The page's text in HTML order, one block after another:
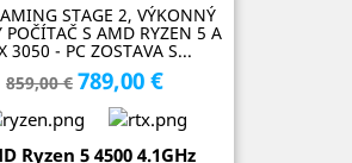
STAGE 2, VÝKONNÝ
POČÍTAČ S AMD RYZEN 5 A
3050 - PC ZOSTAVA S...
Základná
859,00 € Cena
789,00 €
Ryzen 5 4500 4.1GHz